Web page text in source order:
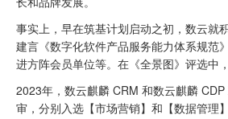
事实上，早在筑基计划启动之初，数云就
建言《数字化软件产品服务能力体系规范
进方阵会员单位等。在《全景图》评选中
2023年，数云麒麟 CRM 和数云麒麟
审，分别入选【市场营销】和【数据管理